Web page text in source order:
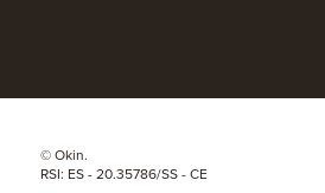
© Okin.
RSI: ES - 20.35786/SS - CE